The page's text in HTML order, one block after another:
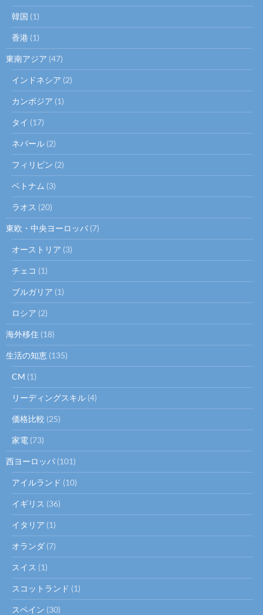
韓国 (1)
香港 (1)
東南アジア (47)
インドネシア (2)
カンボジア (1)
タイ (17)
ネパール (2)
フィリピン (2)
ベトナム (3)
ラオス (20)
東欧・中央ヨーロッパ (7)
オーストリア (3)
チェコ (1)
ブルガリア (1)
ロシア (2)
海外移住 (18)
生活の知恵 (135)
CM (1)
リーディングスキル (4)
価格比較 (25)
家電 (73)
西ヨーロッパ (101)
アイルランド (10)
イギリス (36)
イタリア (1)
オランダ (7)
スイス (1)
スコットランド (1)
スペイン (30)